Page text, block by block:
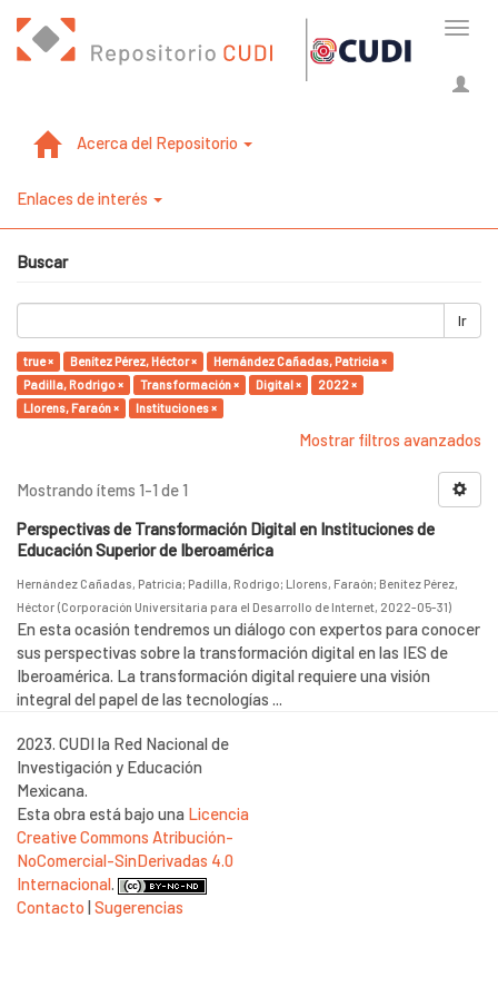
Acerca del Repositorio
Enlaces de interés
Buscar
Ir
true × Benítez Pérez, Héctor ×
Hernández Cañadas, Patricia ×
Padilla, Rodrigo ×
Transformación × Digital ×
2022 ×
Llorens, Faraón ×
Instituciones ×
Mostrar filtros avanzados
Mostrando ítems 1-1 de 1
Perspectivas de Transformación Digital en Instituciones de
Educación Superior de Iberoamérica
Hernández Cañadas, Patricia; Padilla, Rodrigo; Llorens, Faraón; Benítez Pérez,
Héctor (Corporación Universitaria para el Desarrollo de Internet, 2022-05-31)
En esta ocasión tendremos un diálogo con expertos para conocer
sus perspectivas sobre la transformación digital en las IES de
Iberoamérica. La transformación digital requiere una visión
integral del papel de las tecnologías ...
2023. CUDI la Red Nacional de
Investigación y Educación
Mexicana.
Esta obra está bajo una Licencia
Creative Commons Atribución-
NoComercial-SinDerivadas 4.0
Internacional.
Contacto |Sugerencias